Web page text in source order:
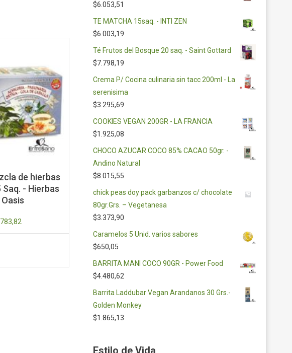
de hierbas
Saq. - Hierbas
$6.053,51
TE MATCHA 15saq. - INTI ZEN
$6.003,19
Té Frutos del Bosque 20 saq. - Saint Gottard
$7.798,19
Crema P/ Cocina culinaria sin tacc 200ml - La
serenisima
$3.295,69
COOKIES VEGAN 200GR - LA FRANCIA
$1.925,08
CHOCO AZUCAR COCO 85% CACAO 50gr. -
Andino Natural
$8.015,55
chick peas doy pack garbanzos c/ chocolate
80gr.Grs. – Vegetanesa
$3.373,90
Caramelos 5 Unid. varios sabores
$650,05
BARRITA MANI COCO 90GR - Power Food
$4.480,62
Barrita Laddubar Vegan Arandanos 30 Grs.-
Golden Monkey
$1.865,13
Estilo de Vida